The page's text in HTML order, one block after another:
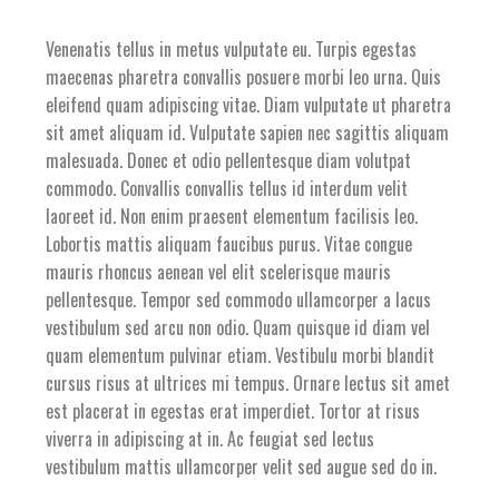
Venenatis tellus in metus vulputate eu. Turpis egestas
maecenas pharetra convallis posuere morbi leo urna. Quis
eleifend quam adipiscing vitae. Diam vulputate ut pharetra
sit amet aliquam id. Vulputate sapien nec sagittis aliquam
malesuada. Donec et odio pellentesque diam volutpat
commodo. Convallis convallis tellus id interdum velit
laoreet id. Non enim praesent elementum facilisis leo.
Lobortis mattis aliquam faucibus purus. Vitae congue
mauris rhoncus aenean vel elit scelerisque mauris
pellentesque. Tempor sed commodo ullamcorper a lacus
vestibulum sed arcu non odio. Quam quisque id diam vel
quam elementum pulvinar etiam. Vestibulu morbi blandit
cursus risus at ultrices mi tempus. Ornare lectus sit amet
est placerat in egestas erat imperdiet. Tortor at risus
viverra in adipiscing at in. Ac feugiat sed lectus
vestibulum mattis ullamcorper velit sed augue sed do in.